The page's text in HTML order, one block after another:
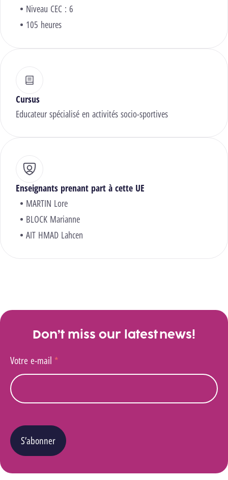
Niveau CEC : 6
105 heures
Cursus
Educateur spécialisé en activités socio-sportives
Enseignants prenant part à cette UE
MARTIN Lore
BLOCK Marianne
AIT HMAD Lahcen
Don’t miss our latest news!
Votre e-mail *
S’abonner